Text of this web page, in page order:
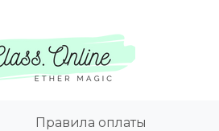
Правила оплаты